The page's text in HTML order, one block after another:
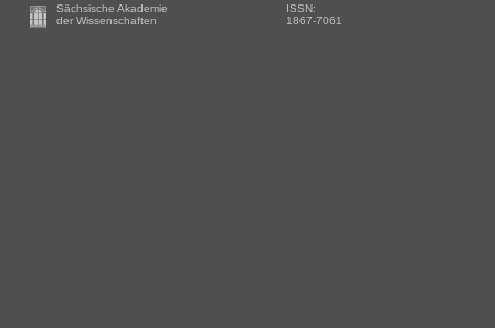
Footer
Sächsische Akademie
der Wissenschaften
ISSN:
1867-7061